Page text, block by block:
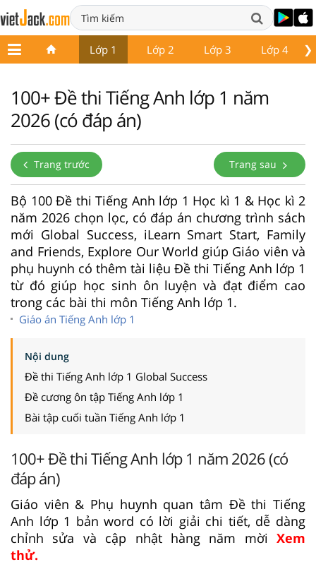
❯
Lớp 1 Lớp 2 Lớp 3 Lớp 4
100+ Đề thi Tiếng Anh lớp 1 năm
2026 (có đáp án)
Trang trước Trang sau
Bộ 100 Đề thi Tiếng Anh lớp 1 Học kì 1 & Học kì 2
năm 2026 chọn lọc, có đáp án chương trình sách
mới Global Success, iLearn Smart Start, Family
and Friends, Explore Our World giúp Giáo viên và
phụ huynh có thêm tài liệu Đề thi Tiếng Anh lớp 1
từ đó giúp học sinh ôn luyện và đạt điểm cao
trong các bài thi môn Tiếng Anh lớp 1.
Giáo án Tiếng Anh lớp 1
Nội dung
Đề thi Tiếng Anh lớp 1 Global Success
Đề cương ôn tập Tiếng Anh lớp 1
Bài tập cuối tuần Tiếng Anh lớp 1
100+ Đề thi Tiếng Anh lớp 1 năm 2026 (có
đáp án)
Giáo viên & Phụ huynh quan tâm Đề thi Tiếng
Anh lớp 1 bản word có lời giải chi tiết, dễ dàng
chỉnh sửa và cập nhật hàng năm mời Xem
thử.